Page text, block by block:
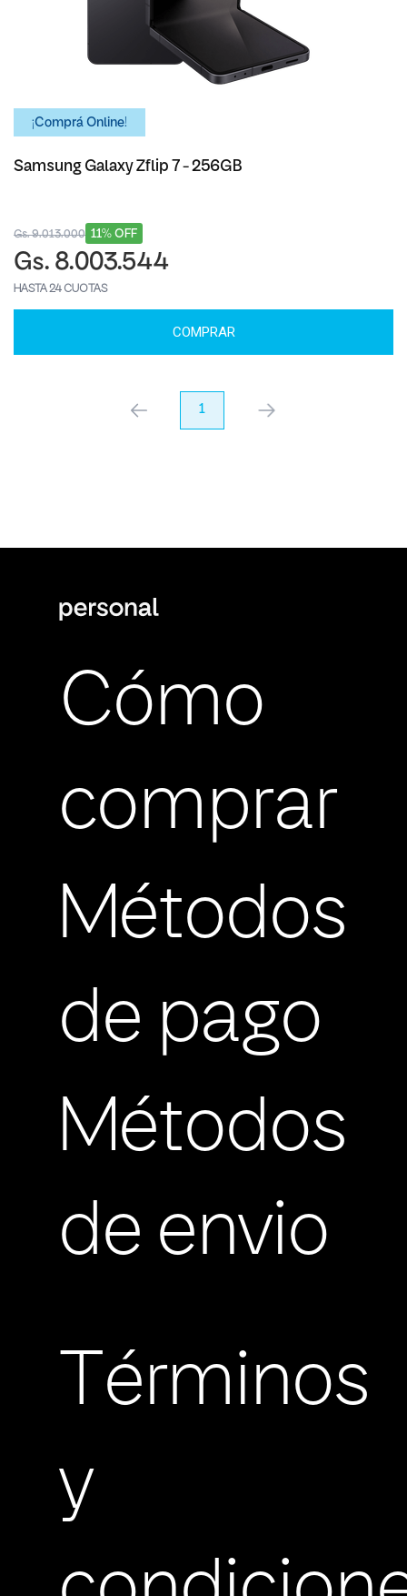
¡Comprá Online!
Samsung Galaxy Zflip 7 - 256GB
11% OFF
Gs. 9.013.000
Gs. 8.003.544
HASTA 24 CUOTAS
COMPRAR
anterior 1 próximo
Cómo
comprar
Métodos
de pago
Métodos
de envio
Términos
y